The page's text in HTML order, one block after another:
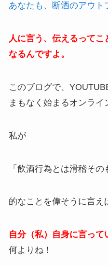
あなたも、断酒のアウト
人に言う、伝えるって
なるんですよ。
このブログで、
まもなく始まるオンライ
私が
「飲酒行為とは滑稽その
的なことを偉そうに言え
自分（私）自身に言って
何よりね！